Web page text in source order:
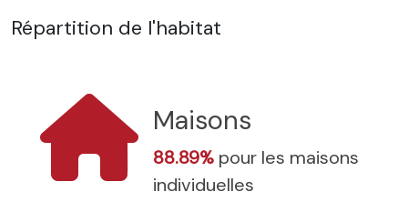
Répartition de l'habitat
Maisons
88.89% pour les maisons
individuelles